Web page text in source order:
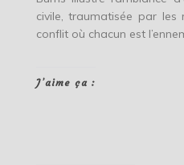
civile, traumatisée par les
conflit où chacun est
J’aime ça :